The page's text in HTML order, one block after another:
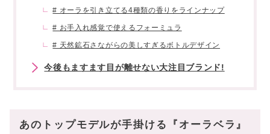
# オーラを引き立てる4種類の香りをラインナップ
# お手入れ感覚で使えるフォーミュラ
# 天然鉱石さながらの美しすぎるボトルデザイン
今後もますます目が離せない大注目ブランド!
あのトップモデルが手掛ける『オーラベラ』